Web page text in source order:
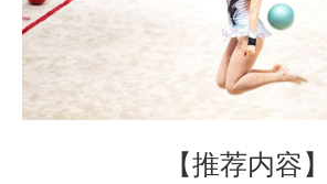
【推荐内容】